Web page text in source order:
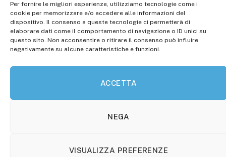
Per fornire le migliori esperienze, utilizziamo tecnologie come i
cookie per memorizzare e/o accedere alle informazioni del
dispositivo. Il consenso a queste tecnologie ci permetterà di
elaborare dati come il comportamento di navigazione o ID unici su
questo sito. Non acconsentire o ritirare il consenso può influire
negativamente su alcune caratteristiche e funzioni.
ACCETTA
NEGA
VISUALIZZA PREFERENZE
Registr. presso il Tribunale di Campobasso: 3/2013 del
14.11.2013, Cron. 1254
Roc: iscrizione n° 25549 (Prot. 1138/com/15 del
30.04.2015)
P.Iva: 01707150700